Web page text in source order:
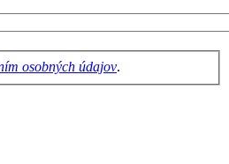
osobných údajov.